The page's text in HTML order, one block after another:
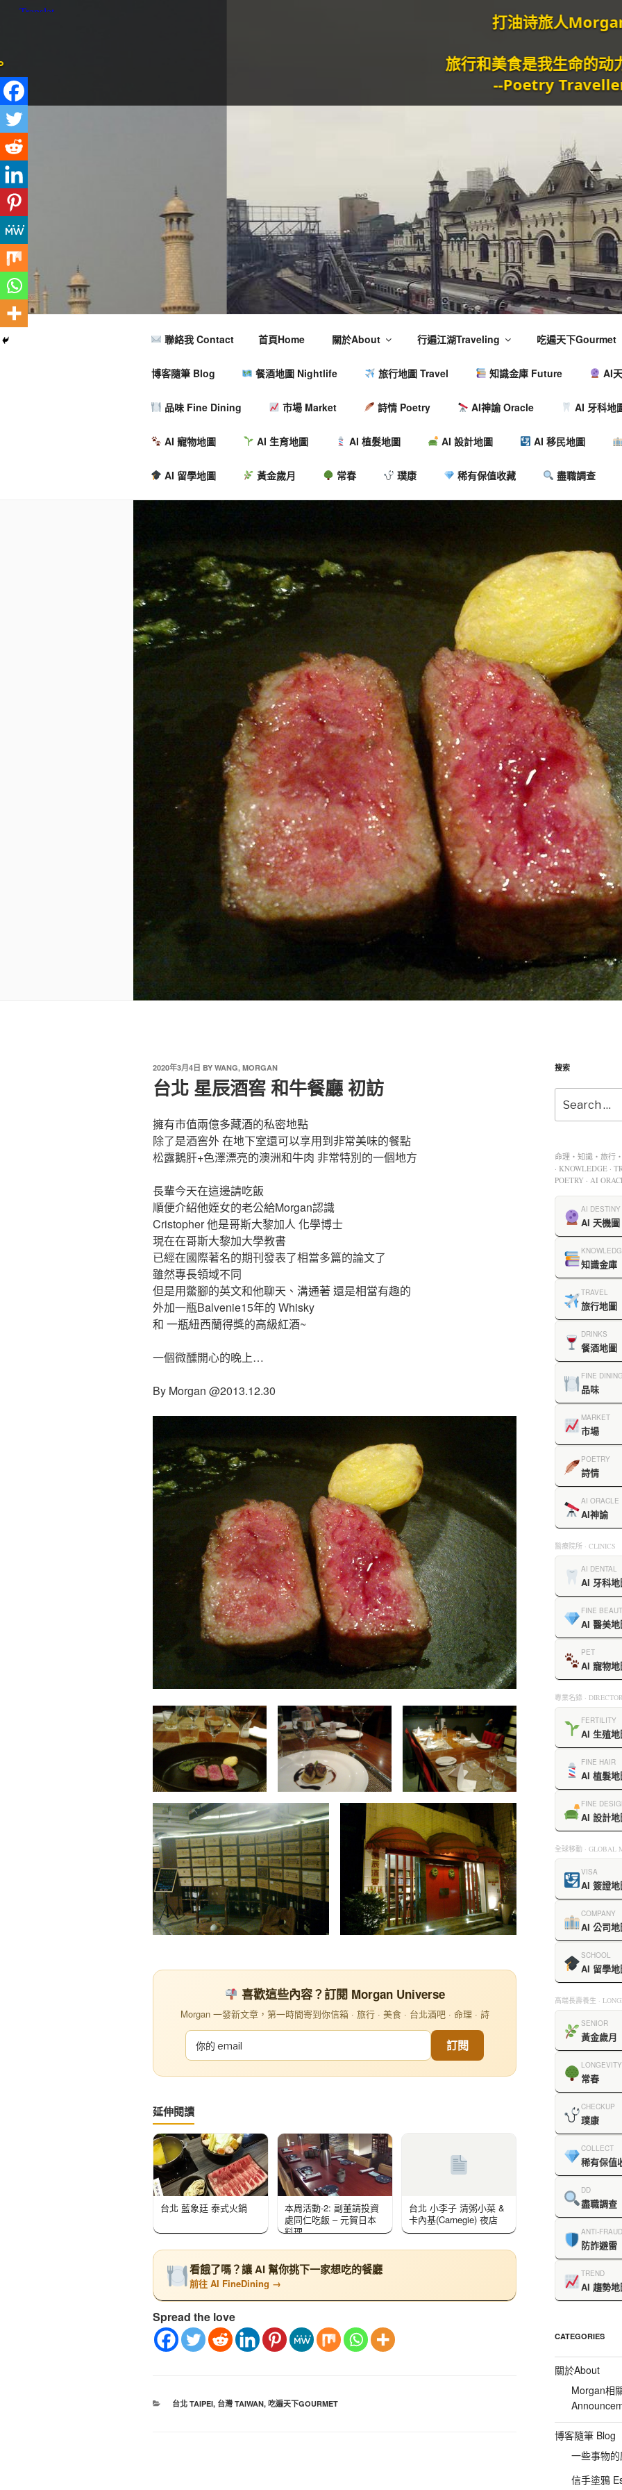
旅行和美食是我生命的动力泉源。
聯絡我 Contact 首頁Home 關於About 行遍江湖Traveling 吃遍天下Gourmet
博客隨筆 Blog 餐酒地圖 Nightlife 旅行地圖 Travel 知識金庫 Future AI
品味 Fine Dining 市場 Market 詩情 Poetry AI神諭 Oracle AI 牙科地
AI 寵物地圖 AI 生育地圖 AI 植髮地圖 AI 設計地圖 AI 移民地圖
AI 留學地圖 黃金歲月 常春 璞康 稀有保值收藏 盡職調查
2020年3月4日 BY WANG, MORGAN
台北 星辰酒窖 和牛餐廳 初訪
擁有市值兩億多藏酒的私密地點
除了是酒窖外 在地下室還可以享用到非常美味的餐點
松露鵝肝+色澤漂亮的澳洲和牛肉 非常特別的一個地方
長輩今天在這邊請吃飯
順便介紹他姪女的老公給Morgan認識
Cristopher 他是哥斯大黎加人 化學博士
現在在哥斯大黎加大學教書
已經在國際著名的期刊發表了相當多篇的論文了
雖然專長領域不同
但是用鱉腳的英文和他聊天、溝通著 還是相當有趣的
外加一瓶Balvenie15年的 Whisky
和 一瓶紐西蘭得獎的高級紅酒~
一個微醺開心的晚上…
By Morgan @2013.12.30
喜歡這些內容？訂閱 Morgan Universe
Morgan 一發新文章，第一時間寄到你信箱 · 旅行 · 美食 · 台北酒吧 · 命理 · 詩
訂閱
延伸閱讀
台北 藍象廷 泰式火鍋
本周活動-2: 副董請投資
處同仁吃飯 – 元賀日本
料理
台北 小李子 清粥小菜 &
卡內基(Carnegie) 夜店
看餓了嗎？讓 AI 幫你挑下一家想吃的餐廳
前往 AI FineDining →
Spread the love
台北 TAIPEI, 台灣 TAIWAN, 吃遍天下GOURMET
搜索
命理・知識・旅行
· KNOWLEDGE ·
POETRY · AI
AI DESTINY
AI 天機圖
知識金庫
TRAVEL
旅行地圖
DRINKS
餐酒地圖
FINE
品味
MARKET
市場
POETRY
詩情
AI ORACLE
AI神諭
醫療院所 · CLINICS
AI DENTAL
AI 牙科地
FINE
AI 醫美地
PET
AI 寵物地
專業名錄 ·
FERTILITY
AI 生殖地
FINE HAIR
AI 植髮地
FINE
AI 設計地
全球移動 · GLOBAL
VISA
AI 簽證地
COMPANY
AI 公司地
SCHOOL
AI 留學地
高端長壽養生 ·
SENIOR
黃金歲月
LONGEVITY
常春
CHECKUP
璞康
COLLECT
稀有保值
DD
盡職調查
ANTI-FRAUD
防詐避雷
TREND
AI 趨勢地
CATEGORIES
關於About
Morgan相
博客隨筆 Blog
一些事物
信手塗鴉